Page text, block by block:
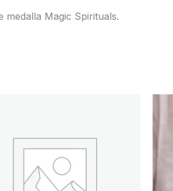
medalla Magic Spirituals.